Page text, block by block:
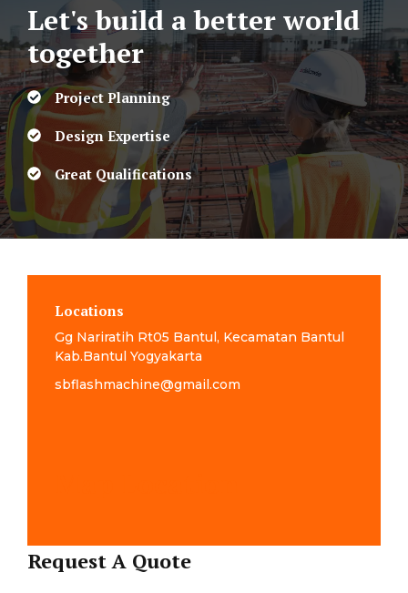
Let's build a better world
together
Project Planning
Design Expertise
Great Qualifications
Locations
Gg Nariratih Rt05 Bantul, Kecamatan Bantul
Kab.Bantul Yogyakarta
sbflashmachine@gmail.com
Request A Quote